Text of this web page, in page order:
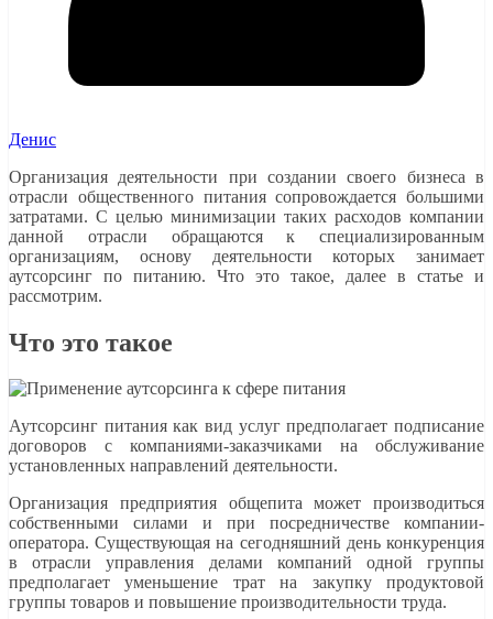
Денис
Организация деятельности при создании своего бизнеса в
отрасли общественного питания сопровождается большими
затратами. С целью минимизации таких расходов компании
данной отрасли обращаются к специализированным
организациям, основу деятельности которых занимает
аутсорсинг по питанию. Что это такое, далее в статье и
рассмотрим.
Что это такое
Аутсорсинг питания как вид услуг предполагает подписание
договоров с компаниями-заказчиками на обслуживание
установленных направлений деятельности.
Организация предприятия общепита может производиться
собственными силами и при посредничестве компании-
оператора. Существующая на сегодняшний день конкуренция
в отрасли управления делами компаний одной группы
предполагает уменьшение трат на закупку продуктовой
группы товаров и повышение производительности труда.